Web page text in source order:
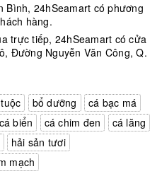
Bình, 24hSeamart có phương
hàng.
trực tiếp, 24hSeamart có cửa
Đường Nguyễn Văn Công, Q.
bổ dưỡng
cá bạc má
cá biển cá chim đen
cá lăng
hải sản tươi
mạch